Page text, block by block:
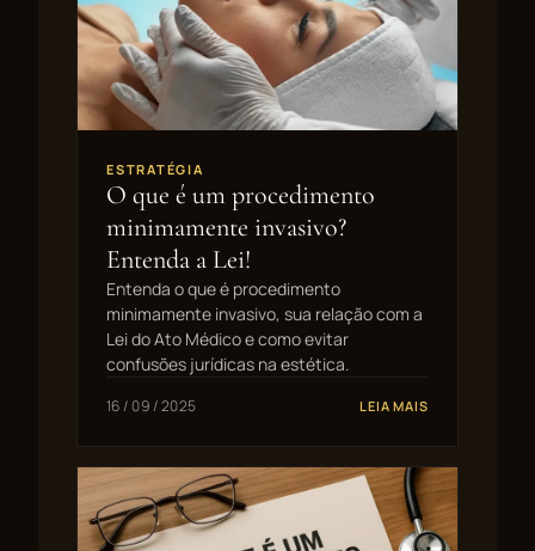
ESTRATÉGIA
O que é um procedimento
minimamente invasivo?
Entenda a Lei!
Entenda o que é procedimento
minimamente invasivo, sua relação com a
Lei do Ato Médico e como evitar
confusões jurídicas na estética.
16 / 09 / 2025 LEIA MAIS